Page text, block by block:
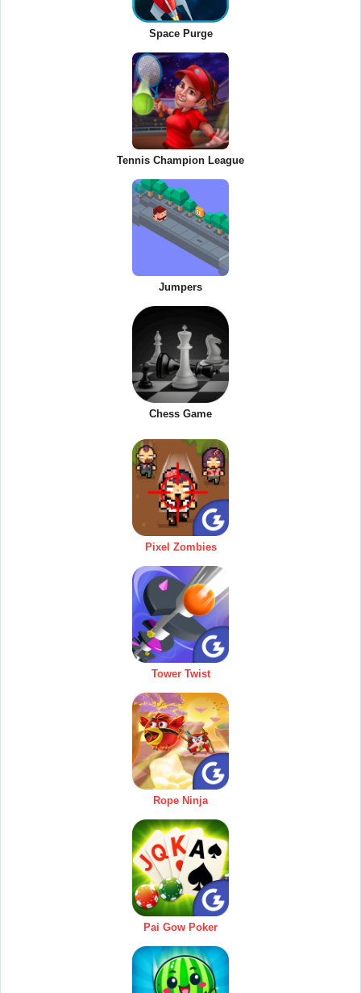
Space Purge
Tennis Champion League
Jumpers
Chess Game
Pixel Zombies
Tower Twist
Rope Ninja
Pai Gow Poker